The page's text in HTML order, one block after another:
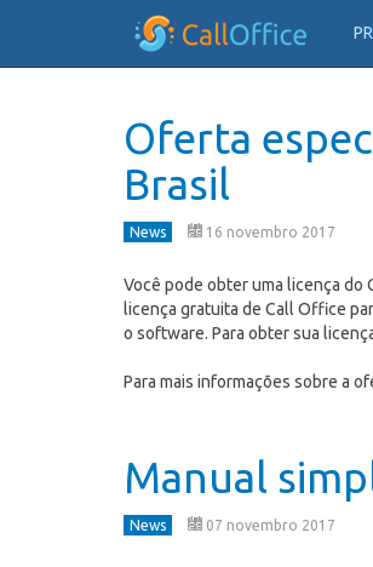
Oferta
Brasil
News 16 novembro 2017
Você pode obter uma licença do
licença gratuita de Call Office
o software. Para obter sua
Para mais informações sobre a
Manual
News 07 novembro 2017